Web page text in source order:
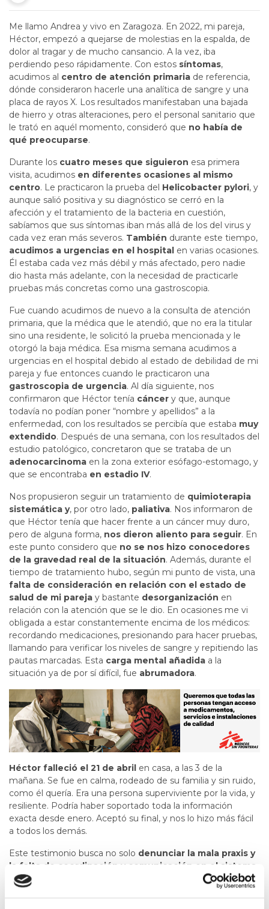
Me llamo Andrea y vivo en Zaragoza. En 2022, mi pareja,
Héctor, empezó a quejarse de molestias en la espalda, de
dolor al tragar y de mucho cansancio. A la vez, iba
perdiendo peso rápidamente. Con estos síntomas,
acudimos al centro de atención primaria de referencia,
dónde consideraron hacerle una analítica de sangre y una
placa de rayos X. Los resultados manifestaban una bajada
de hierro y otras alteraciones, pero el personal sanitario que
le trató en aquél momento, consideró que no había de
qué preocuparse.
Durante los cuatro meses que siguieron esa primera
visita, acudimos en diferentes ocasiones al mismo
centro. Le practicaron la prueba del Helicobacter pylori, y
aunque salió positiva y su diagnóstico se cerró en la
afección y el tratamiento de la bacteria en cuestión,
sabíamos que sus síntomas iban más allá de los del virus y
cada vez eran más severos. También durante este tiempo,
acudimos a urgencias en el hospital en varias ocasiones.
Él estaba cada vez más débil y más afectado, pero nadie
dio hasta más adelante, con la necesidad de practicarle
pruebas más concretas como una gastroscopia.
Fue cuando acudimos de nuevo a la consulta de atención
primaria, que la médica que le atendió, que no era la titular
sino una residente, le solicitó la prueba mencionada y le
otorgó la baja médica. Esa misma semana acudimos a
urgencias en el hospital debido al estado de debilidad de mi
pareja y fue entonces cuando le practicaron una
gastroscopia de urgencia. Al día siguiente, nos
confirmaron que Héctor tenía cáncer y que, aunque
todavía no podían poner “nombre y apellidos” a la
enfermedad, con los resultados se percibía que estaba muy
extendido. Después de una semana, con los resultados del
estudio patológico, concretaron que se trataba de un
adenocarcinoma en la zona exterior esófago-estomago, y
que se encontraba en estadio IV.
Nos propusieron seguir un tratamiento de quimioterapia
sistemática y, por otro lado, paliativa. Nos informaron de
que Héctor tenía que hacer frente a un cáncer muy duro,
pero de alguna forma, nos dieron aliento para seguir. En
este punto considero que no se nos hizo conocedores
de la gravedad real de la situación. Además, durante el
tiempo de tratamiento hubo, según mi punto de vista, una
falta de consideración en relación con el estado de
salud de mi pareja y bastante desorganización en
relación con la atención que se le dio. En ocasiones me vi
obligada a estar constantemente encima de los médicos:
recordando medicaciones, presionando para hacer pruebas,
llamando para verificar los niveles de sangre y repitiendo las
pautas marcadas. Esta carga mental añadida a la
situación ya de por sí difícil, fue abrumadora.
Héctor falleció el 21 de abril en casa, a las 3 de la
mañana. Se fue en calma, rodeado de su familia y sin ruido,
como él quería. Era una persona superviviente por la vida, y
resiliente. Podría haber soportado toda la información
exacta desde enero. Aceptó su final, y nos lo hizo más fácil
a todos los demás.
Este testimonio busca no solo denunciar la mala praxis y
la falta de coordinación y comunicación en el sistema
sanitario
instar a una mejora para evitar
que otras personas pasen por esta experiencia. La